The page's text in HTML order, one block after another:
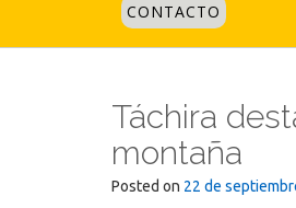
CONTACTO
Táchira
montaña
Posted on 22 de